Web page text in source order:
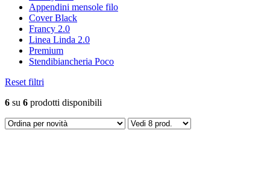
Appendini mensole filo
Cover Black
Francy 2.0
Linea Linda 2.0
Premium
Stendibiancheria Poco
Reset filtri
6 su 6 prodotti disponibili